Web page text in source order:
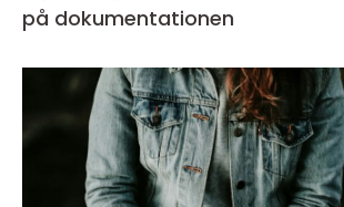
på dokumentationen